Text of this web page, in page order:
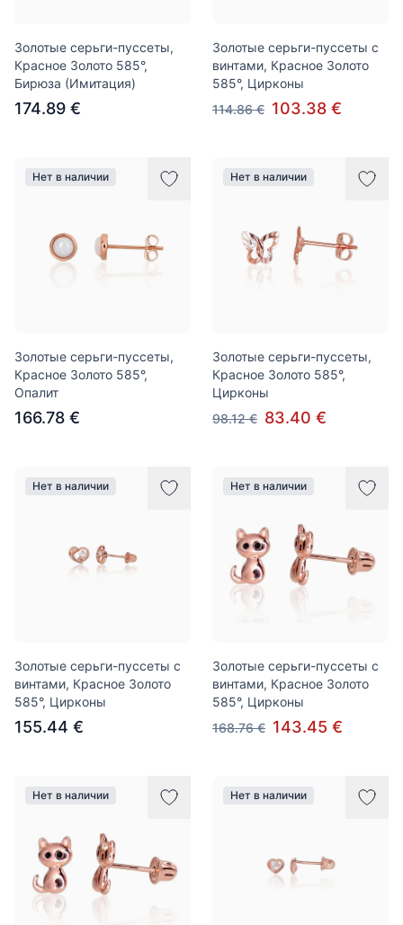
Золотые серьги-пуссеты,
Красное Золото 585°,
Бирюза (Имитация)
174.89 €
Золотые серьги-пуссеты с
винтами, Красное Золото
585°, Цирконы
114.86 € 103.38 €
Нет в наличии
Золотые серьги-пуссеты,
Красное Золото 585°,
Опалит
166.78 €
Нет в наличии
Золотые серьги-пуссеты,
Красное Золото 585°,
Цирконы
98.12 € 83.40 €
Нет в наличии
Золотые серьги-пуссеты с
винтами, Красное Золото
585°, Цирконы
155.44 €
Нет в наличии
Золотые серьги-пуссеты с
винтами, Красное Золото
585°, Цирконы
168.76 € 143.45 €
Нет в наличии Нет в наличии